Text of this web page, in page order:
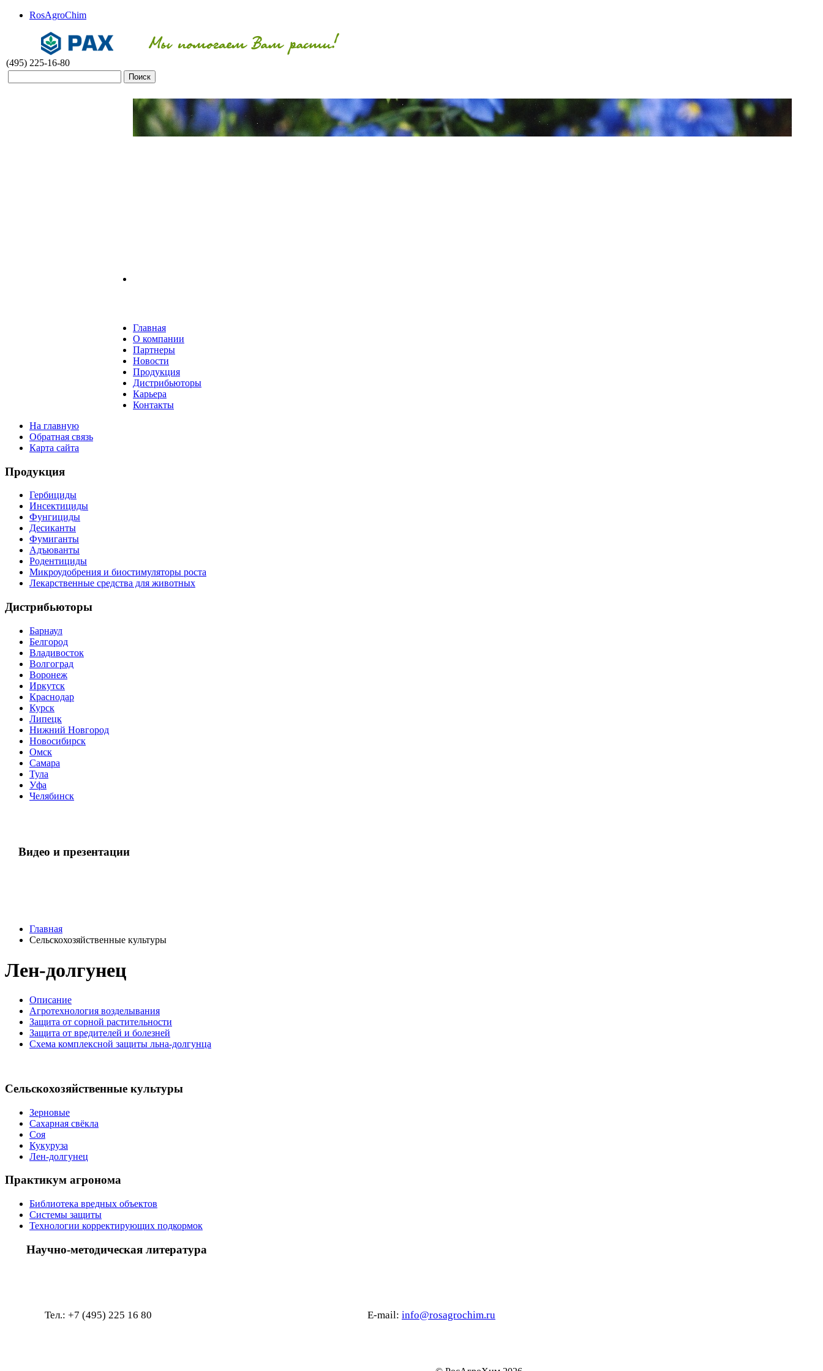
RosAgroChim
(495) 225-16-80
Главная
О компании
Партнеры
Новости
Продукция
Дистрибьютoры
Карьера
Контакты
На главную
Обратная связь
Карта сайта
Продукция
Гербициды
Инсектициды
Фунгициды
Десиканты
Фумиганты
Адъюванты
Родентициды
Микроудобрения и биостимуляторы роста
Лекарственные средства для животных
Дистрибьюторы
Барнаул
Белгород
Владивосток
Волгоград
Воронеж
Иркутск
Краснодар
Курск
Липецк
Нижний Новгород
Новосибирск
Омск
Самара
Тула
Уфа
Челябинск
Видео и презентации
Главная
Сельскохозяйственные культуры
Лен-долгунец
Описание
Агротехнология возделывания
Защита от сорной растительности
Защита от вредителей и болезней
Схема комплексной защиты льна-долгунца
Сельскохозяйственные культуры
Зерновые
Сахарная свёкла
Соя
Кукуруза
Лен-долгунец
Практикум агронома
Библиотека вредных объектов
Системы защиты
Технологии корректирующих подкормок
Научно-методическая литература
Тел.: +7 (495) 225 16 80 E-mail: info@rosagrochim.ru